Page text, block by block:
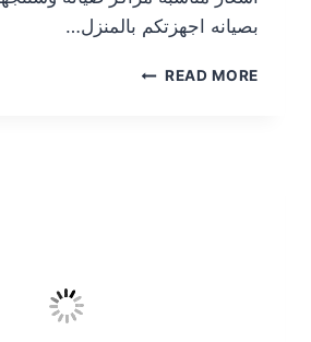
بصيانه اجهزتكم بالمنزل…
READ MORE